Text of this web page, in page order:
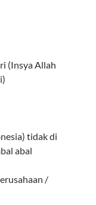
(Insya Allah
tidak di
abal
/